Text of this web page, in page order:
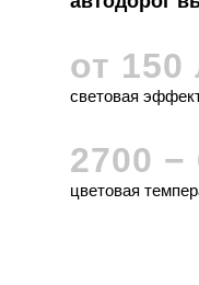
2700 −
от 150
цветовая
световая